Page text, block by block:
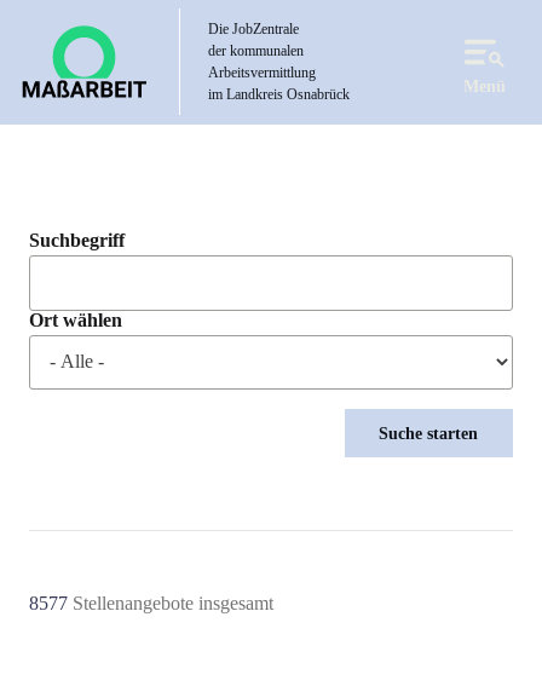
Die JobZentrale
der kommunalen
Arbeitsvermittlung
im Landkreis Osnabrück
Menü
Suchbegriff
Ort wählen
8577 Stellenangebote insgesamt